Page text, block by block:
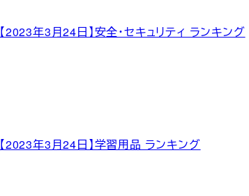
【2023年3月24日】安全・セキュリティ ランキング
【2023年3月24日】学習用品 ランキング